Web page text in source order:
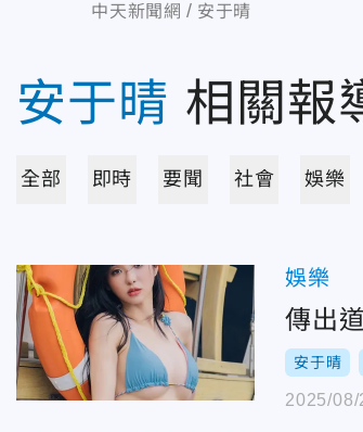
中天新聞網 安于晴
安于晴 相關報
全部 即時 要聞 社會 娛樂
娛樂
傳出
安于晴
2025/